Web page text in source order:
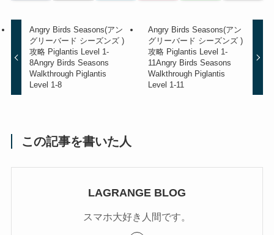
Angry Birds Seasons(アン
グリーバード シーズンズ )
攻略 Piglantis Level 1-
8Angry Birds Seasons
Walkthrough Piglantis
Level 1-8
Angry Birds Seasons(アン
グリーバード シーズンズ )
攻略 Piglantis Level 1-
11 Angry Birds Seasons
Walkthrough Piglantis
Level 1-11
この記事を書いた人
LAGRANGE BLOG
スマホ大好き人間です。